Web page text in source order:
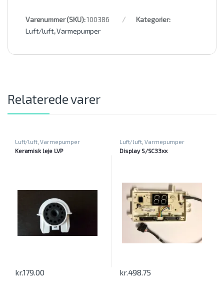
Varenummer (SKU):100386
Kategorier:
Luft/luft,Varmepumper
Relaterede varer
Luft/luft,Varmepumper
Keramisk leje LVP
kr.179.00
Luft/luft,Varmepumper
Display S/SC33xx
kr.498.75